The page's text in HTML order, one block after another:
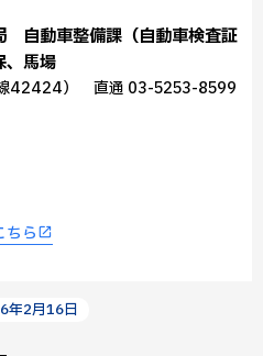
自動車整備課（自動車検査証
馬場
42424） 直通 03-5253-8599
ちら
年2月16日